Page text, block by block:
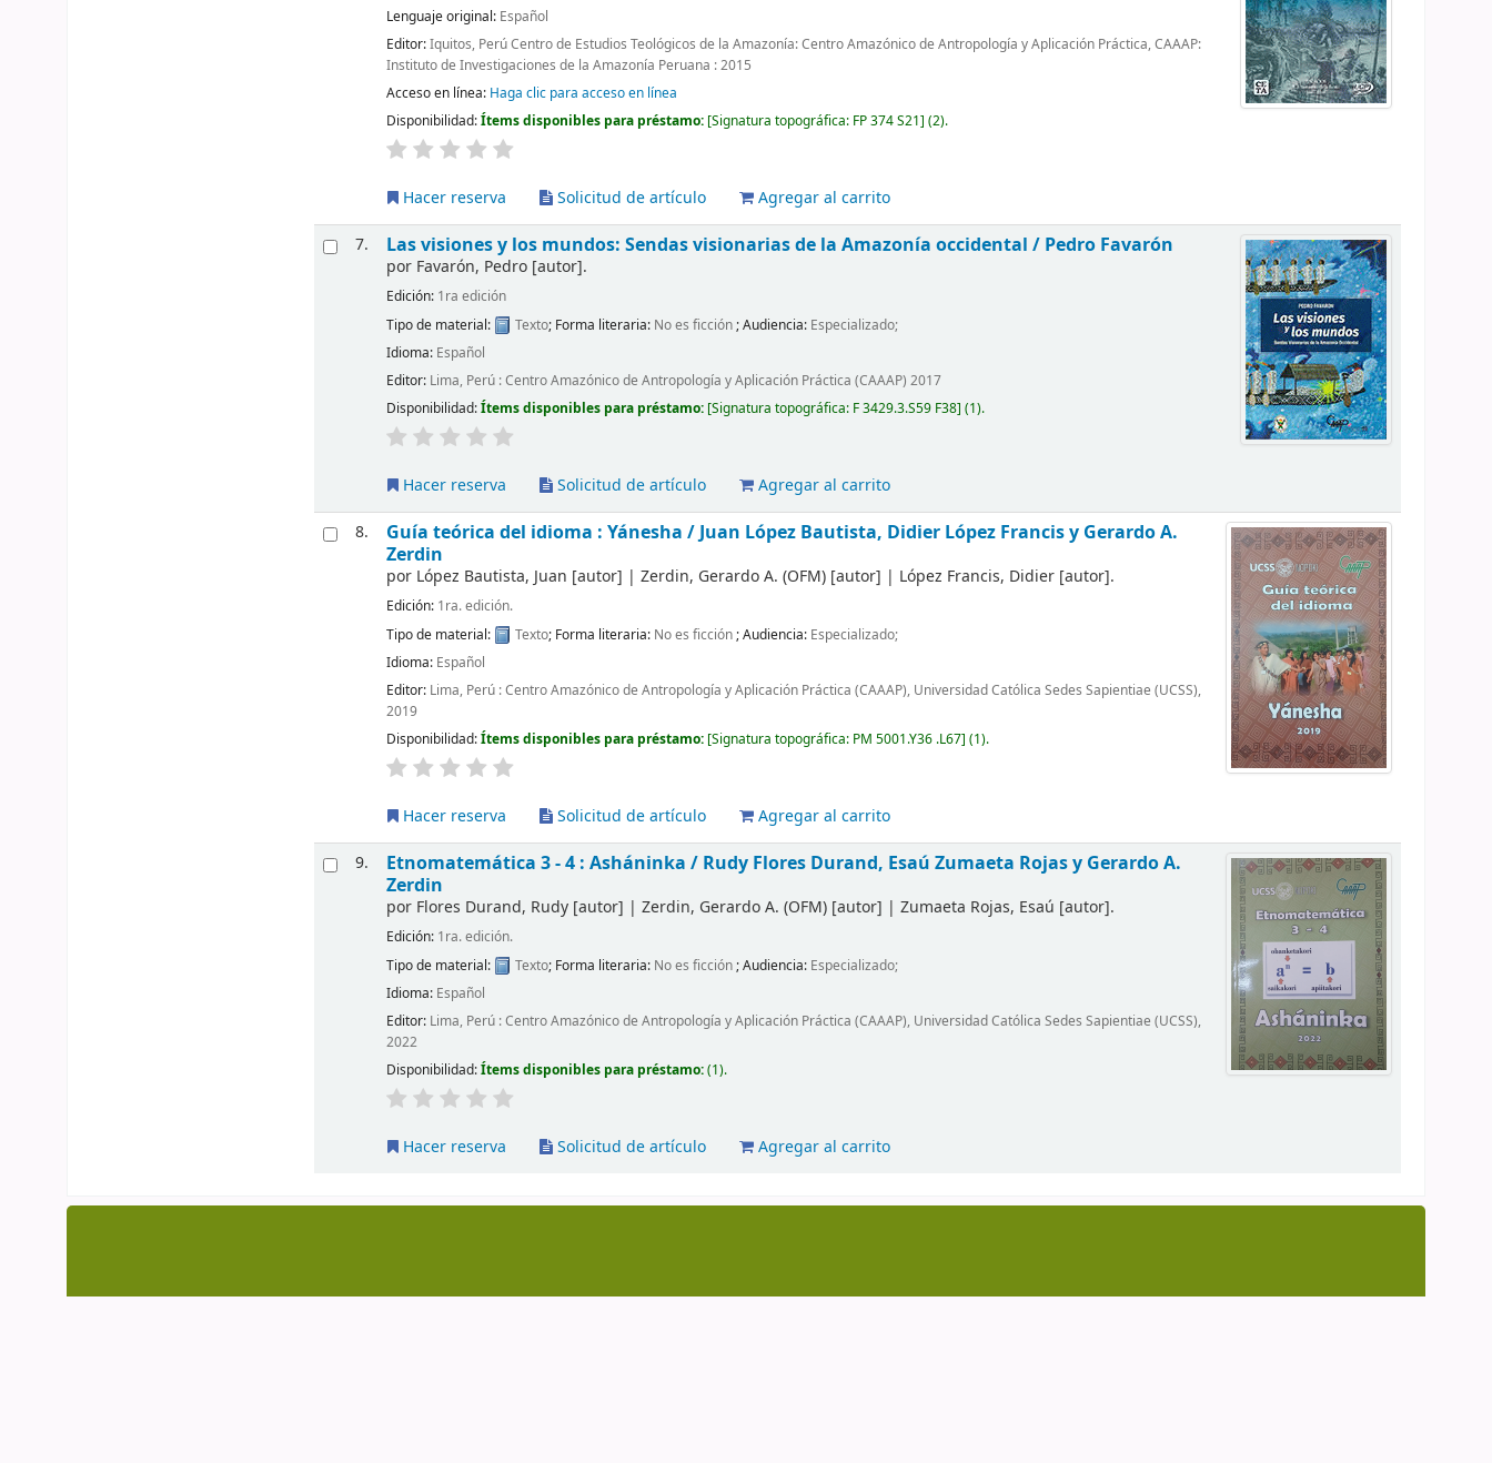
Lenguaje original: Español
Editor:Iquitos, Perú Centro de Estudios Teológicos de la Amazonía: Centro Amazónico de Antropología y Aplicación Práctica, CAAAP:
Instituto de Investigaciones de la Amazonía Peruana : 2015
Acceso en línea: Haga clic para acceso en línea
Disponibilidad:Ítems disponibles para préstamo: Signatura topográfica: FP 374 S21 (2).
Hacer reserva Solicitud de artículo
Agregar al carrito
7.
Las visiones y los mundos: Sendas visionarias de la Amazonía occidental / Pedro Favarón
por Favarón, Pedro [autor].
Edición: 1ra edición
Tipo de material:
Texto; Forma literaria: No es ficción ; Audiencia: Especializado;
Idioma: Español
Editor: Lima, Perú : Centro Amazónico de Antropología y Aplicación Práctica (CAAAP) 2017
Disponibilidad:Ítems disponibles para préstamo: Signatura topográfica: F 3429.3.S59 F38 (1).
Hacer reserva Solicitud de artículo
Agregar al carrito
8.
Guía teórica del idioma : Yánesha /Juan López Bautista, Didier López Francis y Gerardo A.
Zerdin
por López Bautista, Juan [autor] |Zerdin, Gerardo A. (OFM) [autor] | López Francis, Didier [autor].
Edición: 1ra. edición.
Tipo de material:
Texto; Forma literaria: No es ficción; Audiencia: Especializado;
Idioma: Español
Editor: Lima, Perú : Centro Amazónico de Antropología y Aplicación Práctica (CAAAP), Universidad Católica Sedes Sapientiae (UCSS),
2019
Disponibilidad:Ítems disponibles para préstamo: Signatura topográfica: PM 5001.Y36 .L67 (1).
Hacer reserva Solicitud de artículo
Agregar al carrito
9.
Etnomatemática 3 - 4 : Asháninka / Rudy Flores Durand, Esaú Zumaeta Rojas y Gerardo A.
Zerdin
por Flores Durand, Rudy [autor] |Zerdin, Gerardo A. (OFM) [autor] |Zumaeta Rojas, Esaú [autor].
Edición: 1ra. edición.
Tipo de material:
Texto; Forma literaria: No es ficción ; Audiencia: Especializado;
Idioma: Español
Editor: Lima, Perú : Centro Amazónico de Antropología y Aplicación Práctica (CAAAP), Universidad Católica Sedes Sapientiae (UCSS),
2022
Disponibilidad:Ítems disponibles para préstamo:(1).
Hacer reserva Solicitud de artículo Agregar al carrito